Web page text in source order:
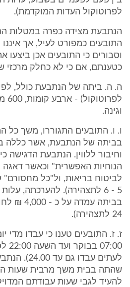
לפרוטוקול העדות המוקדמת).
הנתבעת מצידה כפרה במטלות
התובעים כמפורט לעיל, אך איננו
וסבורים כי התובעים אכן ביצעו
כטענתם, אם כי לא כחלק מרכזי
וגינה.
ו. ו. התובעים התגוררו, משך כל
בביתה של הנתבעת, אשר כללה בין
וחיבור ללווין. הנתבעת הדגישה
הנוחיות האפשרית" וכאשר דאגה
לביטוח בריאות, ול"כל
5 - 6 לתצהירה). להערכתה,
בביתה
24 לתצהירה).
לעתים עבדו
שהתה בבית משך מרבית שעות
להעיד לגבי שעות עבודתם